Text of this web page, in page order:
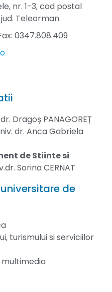
nr. 1-3, cod postal
Teleorman
0347.808.409
Dragoș PANAGOREȚ
dr. Anca Gabriela
de Stiinte si
Sorina CERNAT
de
turismului si serviciilor